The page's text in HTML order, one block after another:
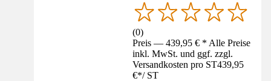
(0)
Preis — 439,95 € * Alle Preise
inkl. MwSt. und ggf. zzgl.
Versandkosten pro ST439,95
€*/ ST